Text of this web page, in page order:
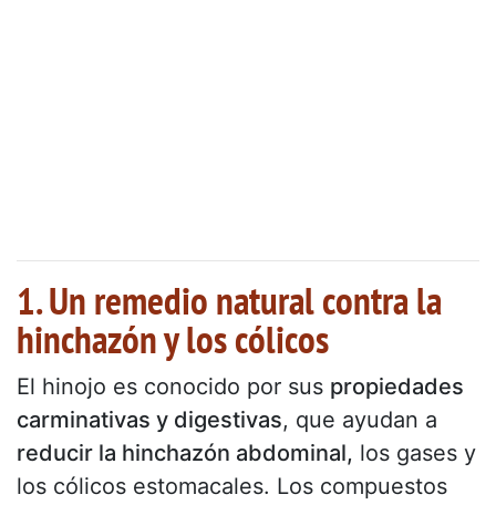
1. Un remedio natural contra la
hinchazón y los cólicos
El hinojo es conocido por sus propiedades
carminativas y digestivas, que ayudan a
reducir la hinchazón abdominal, los gases y
los cólicos estomacales. Los compuestos